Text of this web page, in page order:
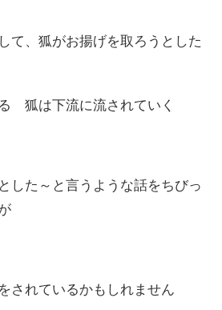
て、狐がお揚げを取ろうとした
狐は下流に流されていく
した～と言うような話をちびっ
されているかもしれません